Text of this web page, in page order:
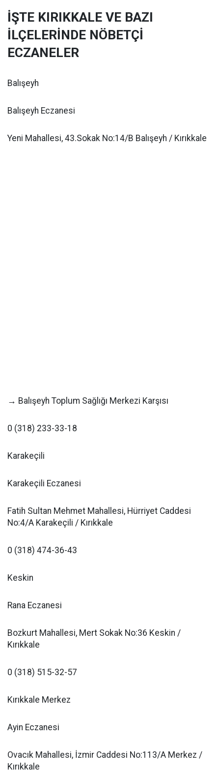
İŞTE KIRIKKALE VE BAZI
İLÇELERİNDE NÖBETÇİ
ECZANELER
Balışeyh
Balışeyh Eczanesi
Yeni Mahallesi, 43.Sokak No:14/B Balışeyh / Kırıkkale
→ Balışeyh Toplum Sağlığı Merkezi Karşısı
0 (318) 233-33-18
Karakeçili
Karakeçili Eczanesi
Fatih Sultan Mehmet Mahallesi, Hürriyet Caddesi
No:4/A Karakeçili / Kırıkkale
0 (318) 474-36-43
Keskin
Rana Eczanesi
Bozkurt Mahallesi, Mert Sokak No:36 Keskin /
Kırıkkale
0 (318) 515-32-57
Kırıkkale Merkez
Ayin Eczanesi
Ovacık Mahallesi, İzmir Caddesi No:113/A Merkez /
Kırıkkale